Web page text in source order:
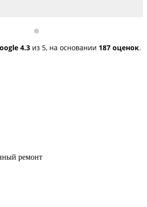
4.3 из 5, на основании 187 оценок.
ремонт